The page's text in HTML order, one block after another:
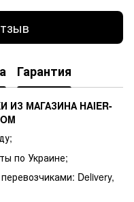
Гарантия
ИЗ МАГАЗИНА HAIER-
по Украине;
Delivery,